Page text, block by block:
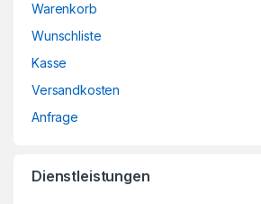
Warenkorb
Wunschliste
Kasse
Versandkosten
Anfrage
Dienstleistungen